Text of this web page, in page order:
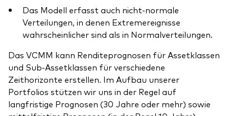
Das Modell erfasst auch nicht-normale
Verteilungen, in denen Extremereignisse
wahrscheinlicher sind als in Normalverteilungen.
Das VCMM kann Renditeprognosen für Assetklassen
und Sub-Assetklassen für verschiedene
Zeithorizonte erstellen. Im Aufbau unserer
Portfolios stützen wir uns in der Regel auf
langfristige Prognosen (30 Jahre oder mehr) sowie